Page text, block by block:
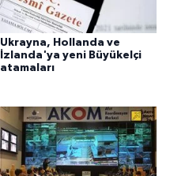
Ukrayna, Hollanda ve
İzlanda'ya yeni Büyükelçi
atamaları